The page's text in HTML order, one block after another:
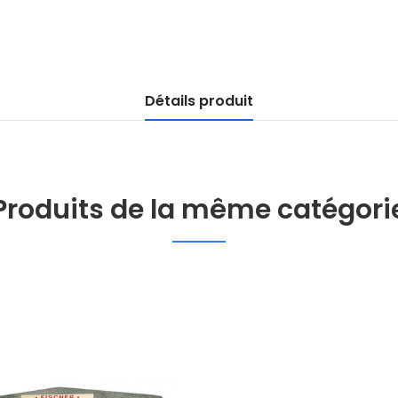
Détails produit
de la même